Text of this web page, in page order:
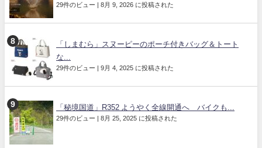
29件のビュー | 8月 9, 2026 に投稿された
「しまむら」スヌーピーのポーチ付きバッグ＆トート
な...
29件のビュー | 9月 4, 2025 に投稿された
「秘境国道」R352 ようやく全線開通へ バイクも...
29件のビュー | 8月 25, 2025 に投稿された